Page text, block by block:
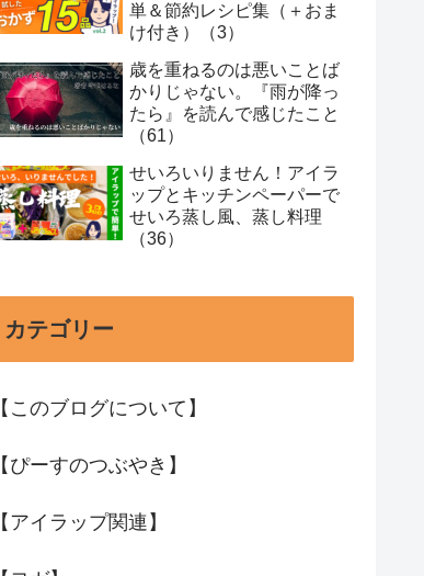
単＆節約レシピ集（＋おま
け付き）（3）
歳を重ねるのは悪いことば
かりじゃない。『雨が降っ
たら』を読んで感じたこと
（61）
せいろいりません！アイラ
ップとキッチンペーパーで
せいろ蒸し風、蒸し料理
（36）
カテゴリー
【このブログについて】
【ぴーすのつぶやき】
【アイラップ関連】